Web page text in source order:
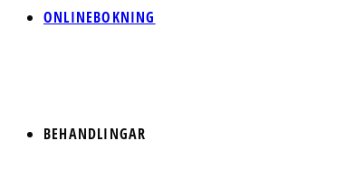
ONLINEBOKNING
BEHANDLINGAR